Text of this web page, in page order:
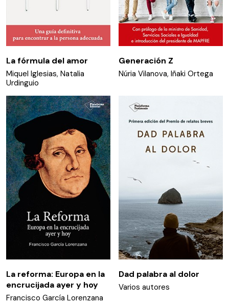
La fórmula del amor
Miquel Iglesias, Natalia
Urdinguio
Generación Z
Núria Vilanova, Iñaki Ortega
La reforma: Europa en la
encrucijada ayer y hoy
Francisco García Lorenzana
Dad palabra al dolor
Varios autores